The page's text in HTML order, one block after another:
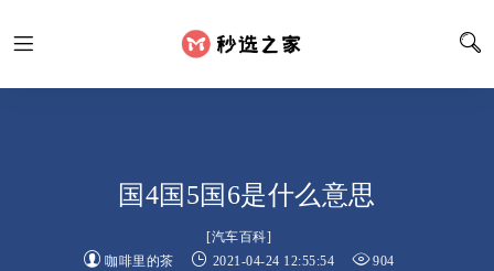
国4国5国6是什么意思
[汽车百科]
咖啡里的茶
2021-04-24 12:55:54 904